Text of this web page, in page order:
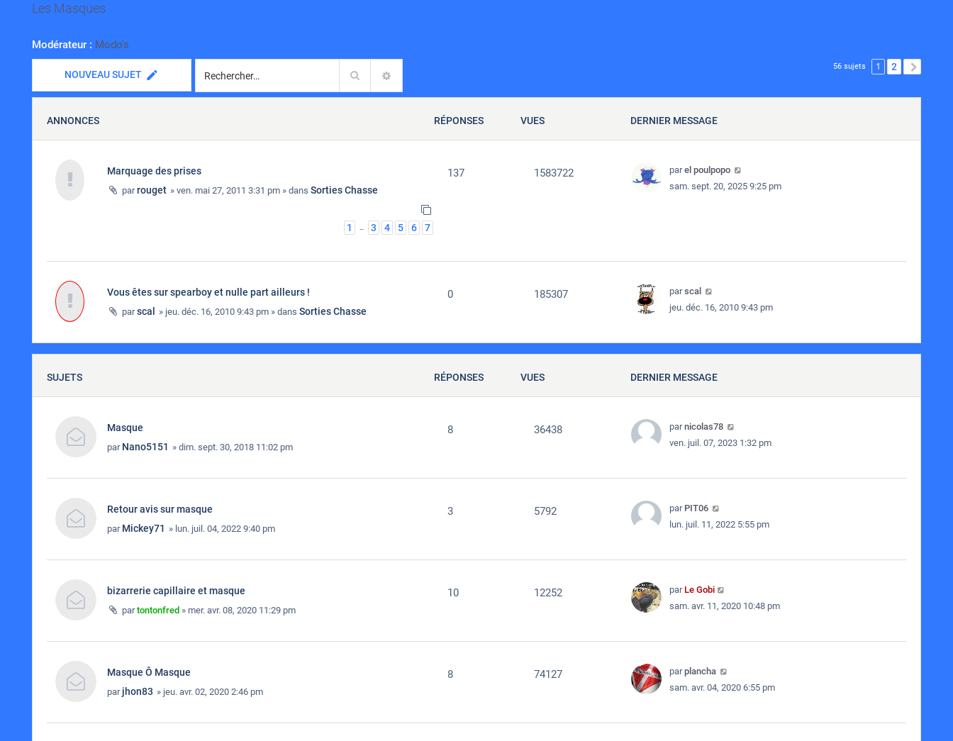
Les Masques
Modérateur : Modo's
NOUVEAU SUJET Rechercher
56 sujets 1 2
ANNONCES RÉPONSES VUES DERNIER MESSAGE
Marquage des prises
parrouget » ven. mai 27, 2011 3:31 pm » dans Sorties Chasse
1 … 3 4 5 6 7
137 1583722 parel poulpopo
sam. sept. 20, 2025 9:25 pm
Vous êtes sur spearboy et nulle part ailleurs !
parscal » jeu. déc. 16, 2010 9:43 pm » dans Sorties Chasse
0 185307 parscal
jeu. déc. 16, 2010 9:43 pm
SUJETS RÉPONSES VUES DERNIER MESSAGE
Masque
par Nano5151 » dim. sept. 30, 2018 11:02 pm
8 36438 parnicolas78
ven. juil. 07, 2023 1:32 pm
Retour avis sur masque
par Mickey71 » lun. juil. 04, 2022 9:40 pm
3 5792 par PIT06
lun. juil. 11, 2022 5:55 pm
bizarrerie capillaire et masque
partontonfred » mer. avr. 08, 2020 11:29 pm
10 12252 par Le Gobi
sam. avr. 11, 2020 10:48 pm
Masque Ô Masque
par jhon83 » jeu. avr. 02, 2020 2:46 pm
8 74127 parplancha
sam. avr. 04, 2020 6:55 pm